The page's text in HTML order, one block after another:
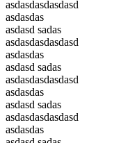
asdasdasdasdasd
asdasdas
asdasd sadas
asdasdasdasdasd
asdasdas
asdasd sadas
asdasdasdasdasd
asdasdas
asdasd sadas
asdasdasdasdasd
asdasdas